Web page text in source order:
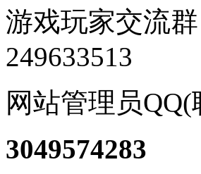
游戏玩家交流群
249633513
网站管理员
3049574283